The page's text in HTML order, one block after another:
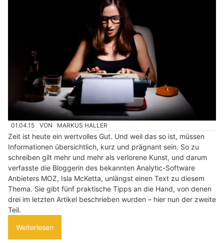
01.04.15 VON MARKUS HALLER
Zeit ist heute ein wertvolles Gut. Und weil das so ist, müssen
Informationen übersichtlich, kurz und prägnant sein. So zu
schreiben gilt mehr und mehr als verlorene Kunst, und darum
verfasste die Bloggerin des bekannten Analytic-Software
Anbieters MOZ, Isla McKetta, unlängst einen Text zu diesem
Thema. Sie gibt fünf praktische Tipps an die Hand, von denen
drei im letzten Artikel beschrieben wurden – hier nun der zweite
Teil.
Weiterlesen